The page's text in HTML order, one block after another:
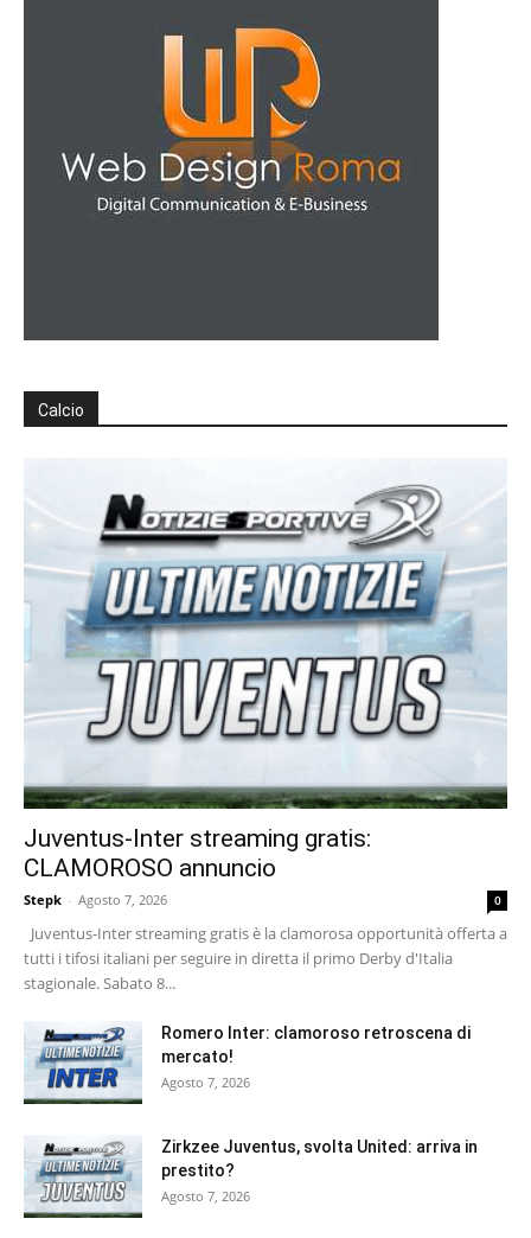
Calcio
Juventus-Inter streaming gratis:
CLAMOROSO annuncio
Stepk - Agosto 7, 2026 0
Juventus-Inter streaming gratis è la clamorosa opportunità offerta a
tutti i tifosi italiani per seguire in diretta il primo Derby d'Italia
stagionale. Sabato 8...
Romero Inter: clamoroso retroscena di
mercato!
Agosto 7, 2026
Zirkzee Juventus, svolta United: arriva in
prestito?
Agosto 7, 2026